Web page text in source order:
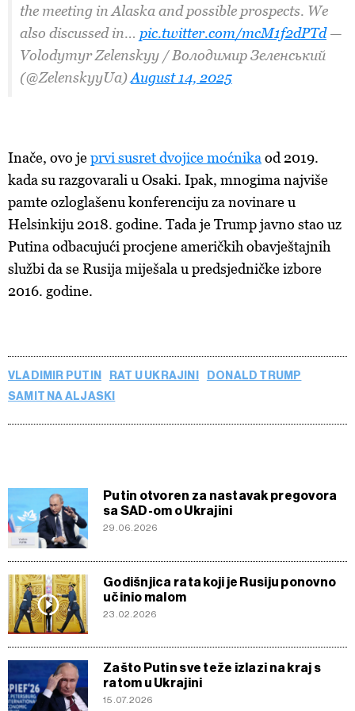
the meeting in Alaska and possible prospects. We
also discussed in… pic.twitter.com/mcM1f2dPTd—
Volodymyr Zelenskyy / Володимир Зеленський
(@ZelenskyyUa)August 14, 2025
Inače, ovo jeprvi susret dvojice moćnika od 2019.
kada su razgovarali u Osaki. Ipak, mnogima najviše
pamte ozloglašenu konferenciju za novinare u
Helsinkiju 2018. godine. Tada je Trump javno stao uz
Putina odbacujući procjene američkih obavještajnih
službi da se Rusija miješala u predsjedničke izbore
2016. godine.
VLADIMIR PUTIN RAT U UKRAJINI
DONALD TRUMP
SAMIT NA ALJASKI
Putin otvoren za nastavak pregovora
sa SAD-om o Ukrajini
29.06.2026
Godišnjica rata koji je Rusiju ponovno
učinio malom
23.02.2026
Zašto Putin sve teže izlazi na kraj s
ratom u Ukrajini
15.07.2026